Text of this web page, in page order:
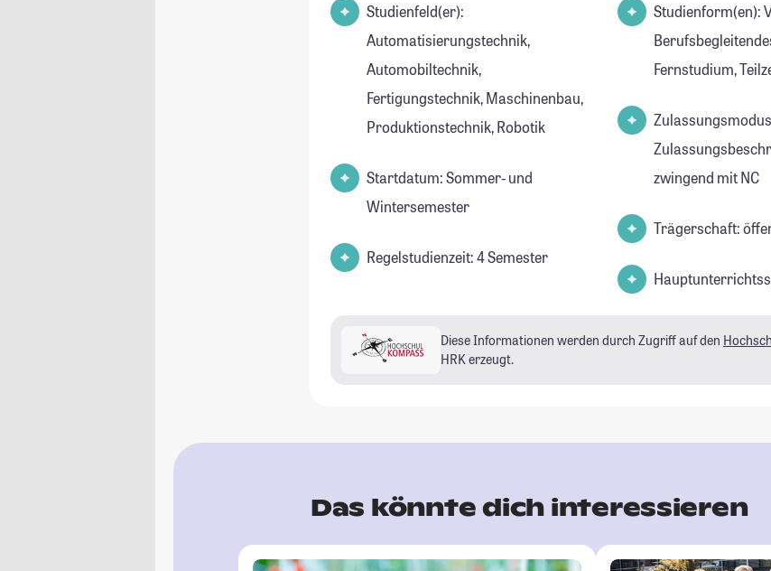
Studienfeld(er):
Automatisierungstechnik,
Automobiltechnik,
Fertigungstechnik, Maschinenbau,
Produktionstechnik, Robotik
Startdatum: Sommer- und
Wintersemester
Regelstudienzeit: 4 Semester
Studienform(en):
Fernstudium,
zwingend mit NC
Trägerschaft:
Diese Informationen werden durch Zugriff auf den
HRK erzeugt.
Das könnte dich interessieren